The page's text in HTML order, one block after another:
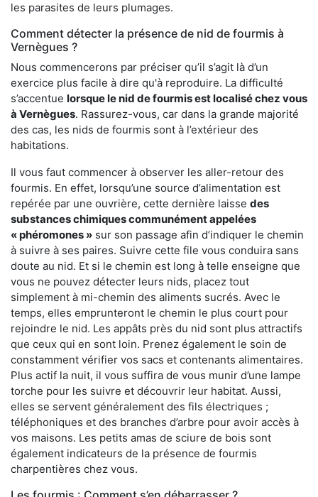
les parasites de leurs plumages.
Comment détecter la présence de nid de fourmis à
Vernègues ?
Nous commencerons par préciser qu’il s’agit là d’un
exercice plus facile à dire qu'à reproduire. La difficulté
s’accentue lorsque le nid de fourmis est localisé chez vous
à Vernègues. Rassurez-vous, car dans la grande majorité
des cas, les nids de fourmis sont à l’extérieur des
habitations.
Il vous faut commencer à observer les aller-retour des
fourmis. En effet, lorsqu’une source d’alimentation est
repérée par une ouvrière, cette dernière laisse des
substances chimiques communément appelées
« phéromones » sur son passage afin d’indiquer le chemin
à suivre à ses paires. Suivre cette file vous conduira sans
doute au nid. Et si le chemin est long à telle enseigne que
vous ne pouvez détecter leurs nids, placez tout
simplement à mi-chemin des aliments sucrés. Avec le
temps, elles emprunteront le chemin le plus court pour
rejoindre le nid. Les appâts près du nid sont plus attractifs
que ceux qui en sont loin. Prenez également le soin de
constamment vérifier vos sacs et contenants alimentaires.
Plus actif la nuit, il vous suffira de vous munir d’une lampe
torche pour les suivre et découvrir leur habitat. Aussi,
elles se servent généralement des fils électriques ;
téléphoniques et des branches d’arbre pour avoir accès à
vos maisons. Les petits amas de sciure de bois sont
également indicateurs de la présence de fourmis
charpentières chez vous.